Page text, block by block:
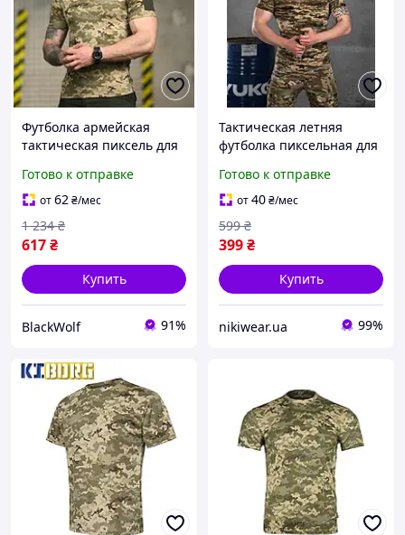
Футболка армейская
тактическая пиксель для
Готово к отправке
от62₴/мес
617₴
1 234 ₴
Купить
BlackWolf 91%
Тактическая летняя
футболка пиксельная для
Армейская полевая
футболка пиксель кулир
nikiwe
Готово к отправке
от40₴/мес
399₴
599 ₴
Купить
nikiwear.ua 99%